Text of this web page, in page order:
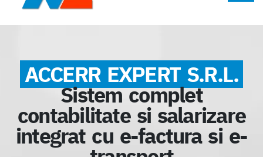
ACCERR EXPERT S.R.L.
Sistem complet
contabilitate si salarizare
integrat cu e-factura si e-